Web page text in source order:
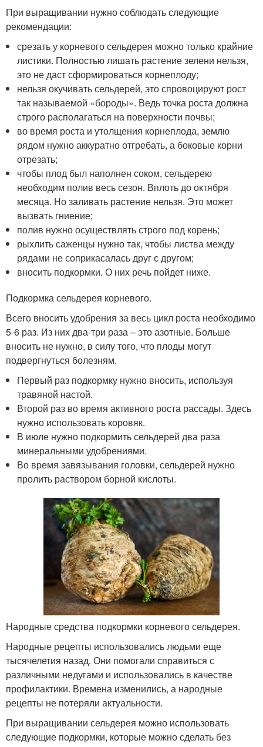
При выращивании нужно соблюдать следующие
рекомендации:
срезать у корневого сельдерея можно только крайние
листики. Полностью лишать растение зелени нельзя,
это не даст сформироваться корнеплоду;
нельзя окучивать сельдерей, это спровоцируют рост
так называемой «бороды». Ведь точка роста должна
строго располагаться на поверхности почвы;
во время роста и утолщения корнеплода, землю
рядом нужно аккуратно отгребать, а боковые корни
отрезать;
чтобы плод был наполнен соком, сельдерею
необходим полив весь сезон. Вплоть до октября
месяца. Но заливать растение нельзя. Это может
вызвать гниение;
полив нужно осуществлять строго под корень;
рыхлить саженцы нужно так, чтобы листва между
рядами не соприкасалась друг с другом;
вносить подкормки. О них речь пойдет ниже.
Подкормка сельдерея корневого.
Всего вносить удобрения за весь цикл роста необходимо
5-6 раз. Из них два-три раза – это азотные. Больше
вносить не нужно, в силу того, что плоды могут
подвергнуться болезням.
Первый раз подкормку нужно вносить, используя
травяной настой.
Второй раз во время активного роста рассады. Здесь
нужно использовать коровяк.
В июле нужно подкормить сельдерей два раза
минеральными удобрениями.
Во время завязывания головки, сельдерей нужно
пролить раствором борной кислоты.
Народные средства подкормки корневого сельдерея.
Народные рецепты использовались людьми еще
тысячелетия назад. Они помогали справиться с
различными недугами и использовались в качестве
профилактики. Времена изменились, а народные
рецепты не потеряли актуальности.
При выращивании сельдерея можно использовать
следующие подкормки, которые можно сделать без